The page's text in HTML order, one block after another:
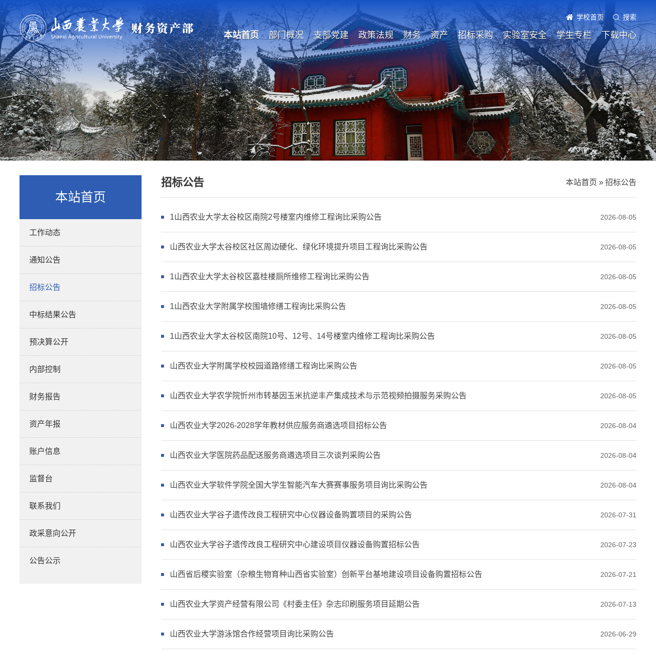
学校首页 搜索
本站首页 部门概况 支部党建 政策法规 财务 资产 招标采购 实验室安全 学生专栏 下载中心
本站首页
工作动态
通知公告
招标公告
中标结果公告
预决算公开
内部控制
财务报告
资产年报
账户信息
监督台
联系我们
政采意向公开
公告公示
招标公告 本站首页 » 招标公告
1山西农业大学太谷校区南院2号楼室内维修工程询比采购公告 2026-08-05
山西农业大学太谷校区社区周边硬化、绿化环境提升项目工程询比采购公告 2026-08-05
1山西农业大学太谷校区嘉桂楼厕所维修工程询比采购公告 2026-08-05
1山西农业大学附属学校围墙修缮工程询比采购公告 2026-08-05
1山西农业大学太谷校区南院10号、12号、14号楼室内维修工程询比采购公告 2026-08-05
山西农业大学附属学校校园道路修缮工程询比采购公告 2026-08-05
山西农业大学农学院忻州市转基因玉米抗逆丰产集成技术与示范视频拍摄服务采购公告 2026-08-05
山西农业大学2026-2028学年教材供应服务商遴选项目招标公告 2026-08-04
山西农业大学医院药品配送服务商遴选项目三次谈判采购公告 2026-08-04
山西农业大学软件学院全国大学生智能汽车大赛赛事服务项目询比采购公告 2026-08-04
山西农业大学谷子遗传改良工程研究中心仪器设备购置项目的采购公告 2026-07-31
山西农业大学谷子遗传改良工程研究中心建设项目仪器设备购置招标公告 2026-07-23
山西省后稷实验室（杂粮生物育种山西省实验室）创新平台基地建设项目设备购置招标公告 2026-07-21
山西农业大学资产经营有限公司《村委主任》杂志印刷服务项目延期公告 2026-07-13
山西农业大学游泳馆合作经营项目询比采购公告 2026-06-29